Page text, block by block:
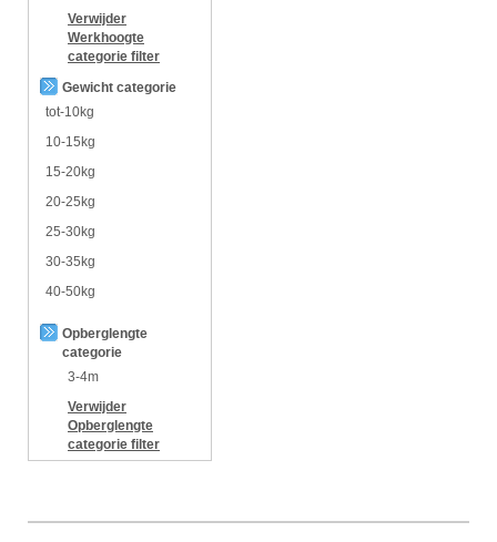
Verwijder
Werkhoogte
categorie filter
Gewicht categorie
tot-10kg
10-15kg
15-20kg
20-25kg
25-30kg
30-35kg
40-50kg
Opberglengte
categorie
3-4m
Verwijder
Opberglengte
categorie filter